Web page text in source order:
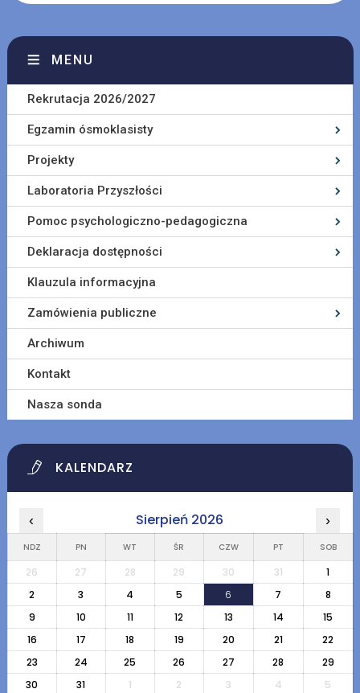
MENU
Rekrutacja 2026/2027
Egzamin ósmoklasisty
Projekty
Laboratoria Przyszłości
Pomoc psychologiczno-pedagogiczna
Deklaracja dostępności
Klauzula informacyjna
Zamówienia publiczne
Archiwum
Kontakt
Nasza sonda
KALENDARZ
‹ Sierpień 2026 ›
NDZ PN WT ŚR CZW PT SOB
26 27 28 29 30 31
1
2
3 4 5 6 7
8
9
10 11 12 13 14
15
16
17 18 19 20 21
22
23
24 25 26 27 28
29
30
31 1 2 3 4 5